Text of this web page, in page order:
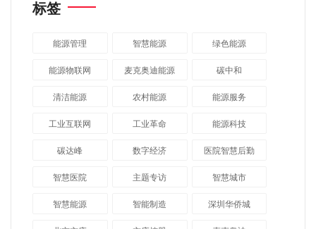
标签
能源管理 智慧能源 绿色能源
能源物联网 麦克奥迪能源 碳中和
清洁能源 农村能源 能源服务
工业互联网 工业革命 能源科技
碳达峰 数字经济 医院智慧后勤
智慧医院 主题专访 智慧城市
​智慧能源 智能制造 深圳华侨城